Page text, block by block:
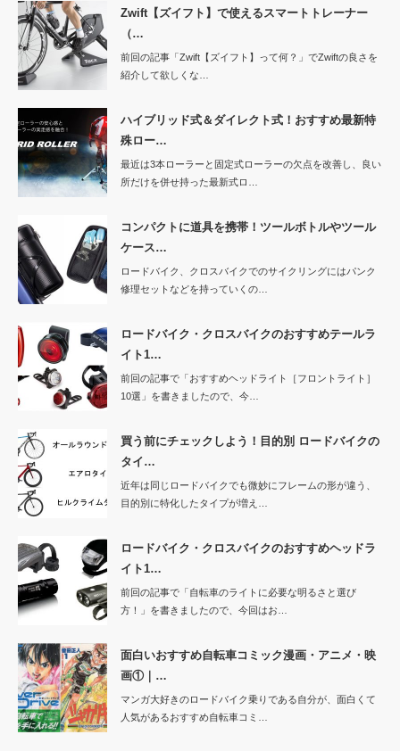
Zwift【ズイフト】で使えるスマートトレーナー
（…
前回の記事「Zwift【ズイフト】って何？」でZwiftの良さを
紹介して欲しくな…
ハイブリッド式＆ダイレクト式！おすすめ最新特
殊ロー…
最近は3本ローラーと固定式ローラーの欠点を改善し、良い
所だけを併せ持った最新式ロ…
コンパクトに道具を携帯！ツールボトルやツール
ケース…
ロードバイク、クロスバイクでのサイクリングにはパンク
修理セットなどを持っていくの…
ロードバイク・クロスバイクのおすすめテールラ
イト1…
前回の記事で「おすすめヘッドライト［フロントライト］
10選」を書きましたので、今…
買う前にチェックしよう！目的別 ロードバイクの
タイ…
近年は同じロードバイクでも微妙にフレームの形が違う、
目的別に特化したタイプが増え…
ロードバイク・クロスバイクのおすすめヘッドラ
イト1…
前回の記事で「自転車のライトに必要な明るさと選び
方！」を書きましたので、今回はお…
面白いおすすめ自転車コミック漫画・アニメ・映
画①｜…
マンガ大好きのロードバイク乗りである自分が、面白くて
人気があるおすすめ自転車コミ…